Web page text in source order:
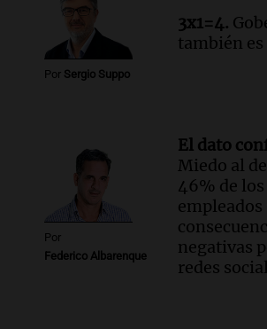
Por Sergio Suppo
3x1=4.
también
Por
Federico Albarenque
El dato
Miedo al
46% de los
negativas
redes